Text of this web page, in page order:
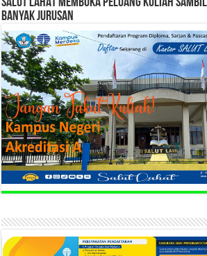
BANYAK JURUSAN